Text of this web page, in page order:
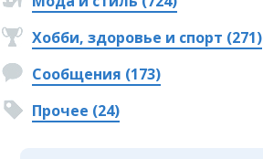
Хобби, здоровье и спорт (271)
Сообщения (173)
Прочее (24)